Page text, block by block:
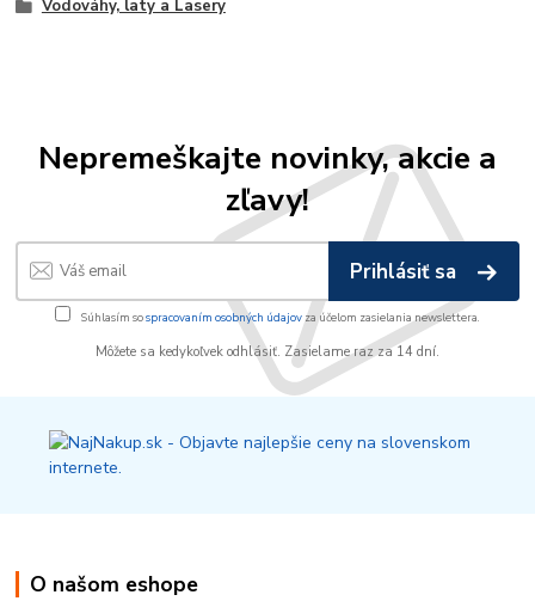
Vodováhy, laty a Lasery
Nepremeškajte novinky, akcie a
zľavy!
Prihlásiť sa
Súhlasím sospracovaním osobných údajov za účelom zasielania newslettera.
Môžete sa kedykoľvek odhlásiť. Zasielame raz za 14 dní.
O našom eshope